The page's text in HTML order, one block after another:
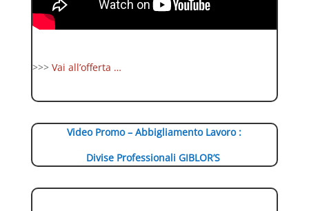
>>> Vai all’offerta …
Video Promo – Abbigliamento Lavoro :
Divise Professionali GIBLOR’S